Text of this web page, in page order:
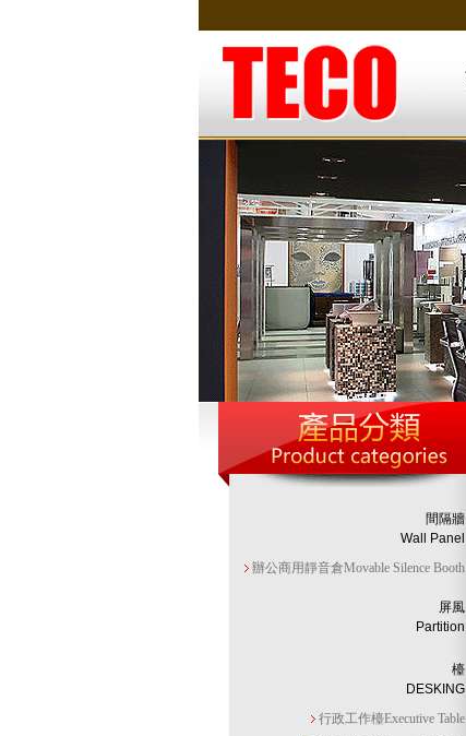
間隔牆
Wall Panel
辦公商用靜音倉Movable Silence Booth
屏風
Partition
檯
DESKING
行政工作檯Executive Table